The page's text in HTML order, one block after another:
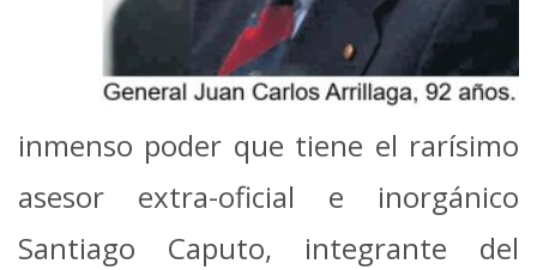
inmenso poder que tiene el rarísimo
asesor extra-oficial e inorgánico
Santiago Caputo, integrante del